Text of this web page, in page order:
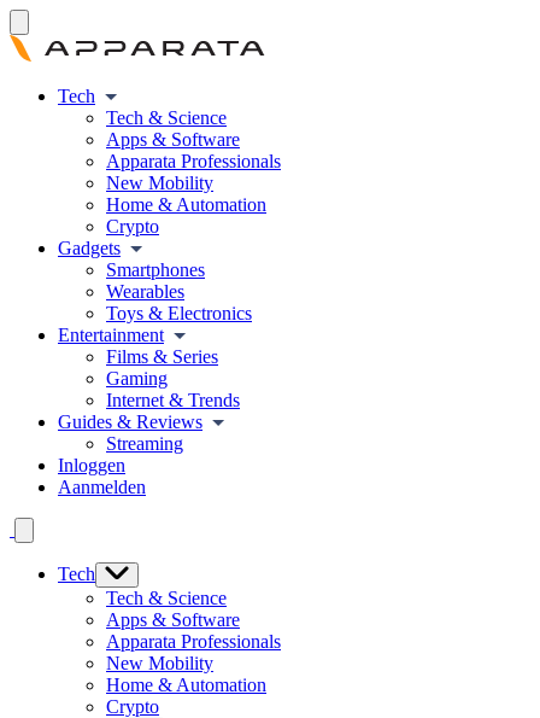
Tech
Tech & Science
Apps & Software
Apparata Professionals
New Mobility
Home & Automation
Crypto
Gadgets
Smartphones
Wearables
Toys & Electronics
Entertainment
Films & Series
Gaming
Internet & Trends
Guides & Reviews
Streaming
Inloggen
Aanmelden
Tech
Tech & Science
Apps & Software
Apparata Professionals
New Mobility
Home & Automation
Crypto